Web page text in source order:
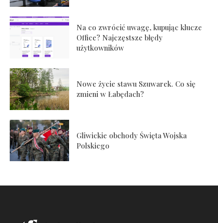
Na co zwrócić uwagę, kupując klucze
Office? Najczęstsze błędy
użytkowników
Nowe życie stawu Szuwarek. Co się
zmieni w Łabędach?
Gliwickie obchody Święta Wojska
Polskiego